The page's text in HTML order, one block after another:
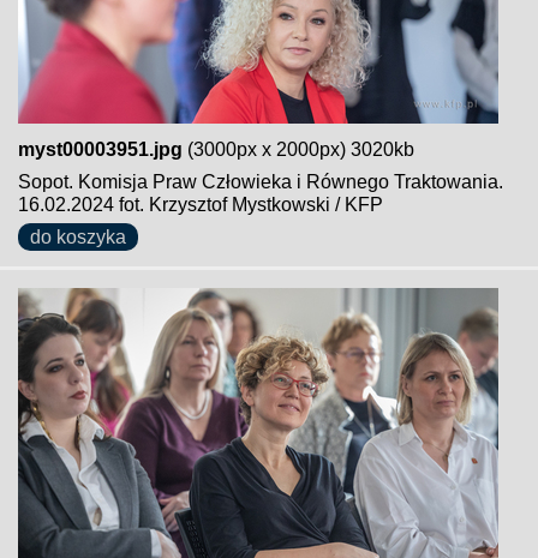
myst00003951.jpg (3000px x 2000px) 3020kb
Sopot. Komisja Praw Człowieka i Równego Traktowania.
16.02.2024 fot. Krzysztof Mystkowski / KFP
do koszyka